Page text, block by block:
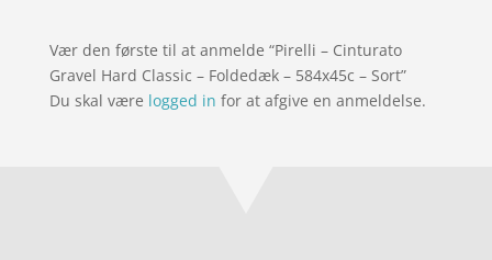
Vær den første til at anmelde “Pirelli – Cinturato
Gravel Hard Classic – Foldedæk – 584x45c – Sort”
Du skal være logged in for at afgive en anmeldelse.